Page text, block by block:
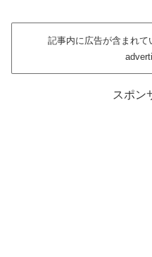
記事内に広告が含まれ
スポン